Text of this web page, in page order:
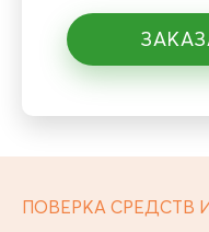
ПОВЕРКА СРЕДСТВ